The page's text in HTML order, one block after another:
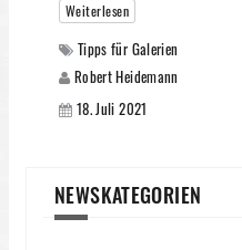
Weiterlesen
Tipps für Galerien
Robert Heidemann
18. Juli 2021
NEWSKATEGORIEN